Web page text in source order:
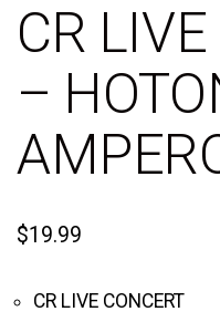
CR
–
$19.99
CR LIVE CONCERT